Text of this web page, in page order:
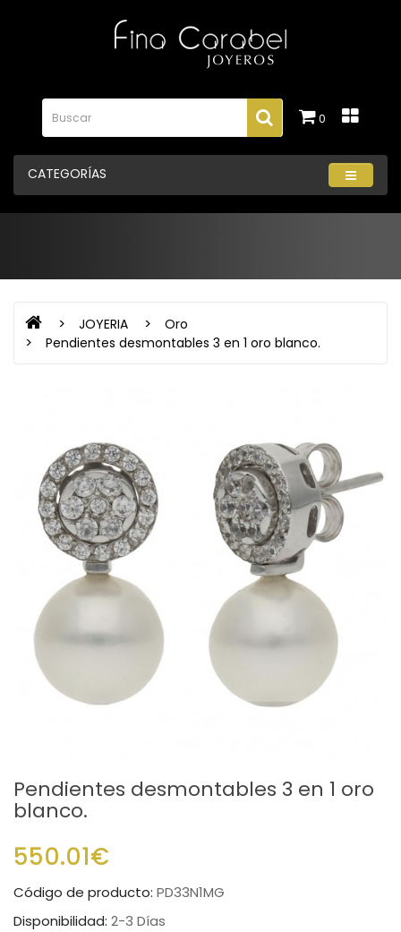
0
CATEGORÍAS
JOYERIA
Oro
Pendientes desmontables 3 en 1 oro blanco.
Pendientes desmontables 3 en 1 oro
blanco.
550.01€
Código de producto: PD33N1MG
Disponibilidad: 2-3 Días